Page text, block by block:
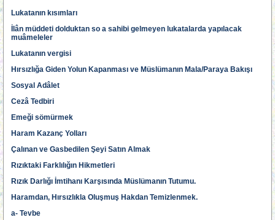
Lukatanın kısımları
İlân müddeti dolduktan so a sahibi gelmeyen lukatalarda yapılacak
muâmeleler
Lukatanın vergisi
Hırsızlığa Giden Yolun Kapanması ve Müslümanın Mala/Paraya Bakışı
Sosyal Adâlet
Cezâ Tedbiri
Emeği sömürmek
Haram Kazanç Yolları
Çalınan ve Gasbedilen Şeyi Satın Almak
Rızıktaki Farklılığın Hikmetleri
Rızık Darlığı İmtihanı Karşısında Müslümanın Tutumu.
Haramdan, Hırsızlıkla Oluşmuş Hakdan Temizlenmek.
a- Tevbe